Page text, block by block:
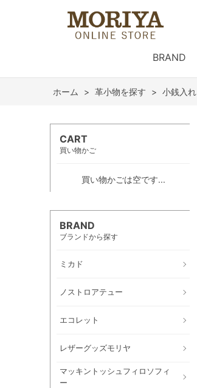
BRAND
ホーム > 革小物を探す > 小銭入れ
CART
買い物かご
買い物かごは空です...
BRAND
ブランドから探す
ミカド
ノストロアテュー
エコレット
レザーグッズモリヤ
マッキントッシュフィロソフィ
ー